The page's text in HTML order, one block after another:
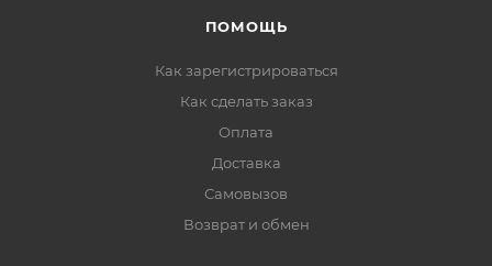
ПОМОЩЬ
Как зарегистрироваться
Как сделать заказ
Оплата
Доставка
Самовызов
Возврат и обмен